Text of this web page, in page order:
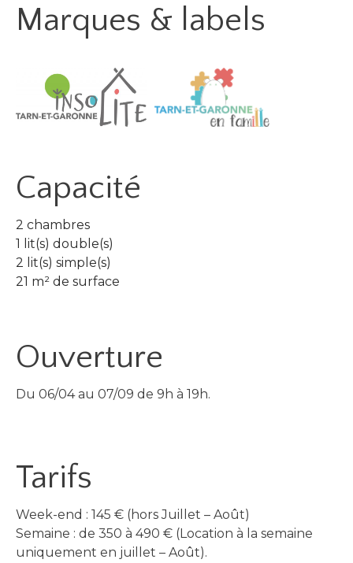
Marques & labels
Capacité
2 chambres
1 lit(s) double(s)
2 lit(s) simple(s)
21 m² de surface
Ouverture
Du 06/04 au 07/09 de 9h à 19h.
Tarifs
Week-end : 145 € (hors Juillet – Août)
Semaine : de 350 à 490 € (Location à la semaine
uniquement en juillet – Août).